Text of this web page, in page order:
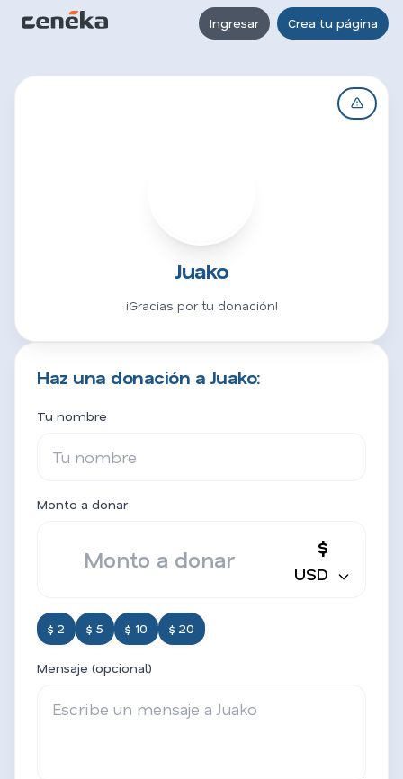
Ingresar Crea tu página
Juako
¡Gracias por tu donación!
Haz una donación a Juako:
Tu nombre
Monto a donar
$
USD
$ 2 $ 5 $ 10 $ 20
Mensaje (opcional)